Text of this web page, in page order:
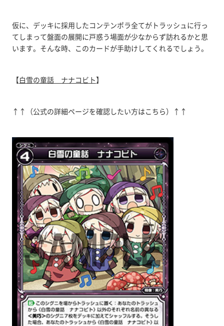
仮に、デッキに採用したコンテンポラ全てがトラッシュに行っ
てしまって盤面の展開に戸惑う場面が少なからず訪れるかと思
います。そんな時、このカードが手助けしてくれるでしょう。
【白雪の童話 ナナコビト】
↑↑（公式の詳細ページを確認したい方はこちら）↑↑